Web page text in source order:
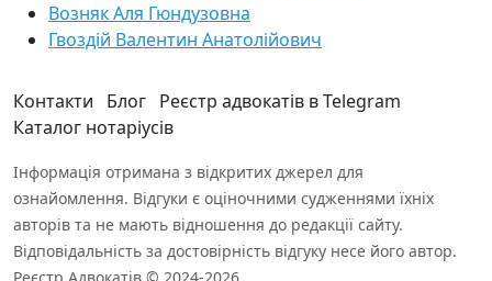
Возняк Аля Гюндузовна
Гвоздій Валентин Анатолійович
Контакти Блог Реєстр адвокатів в Telegram
Каталог нотаріусів
Інформація отримана з відкритих джерел для
ознайомлення. Відгуки є оціночними судженнями їхніх
авторів та не мають відношення до редакції сайту.
Відповідальність за достовірність відгуку несе його автор.